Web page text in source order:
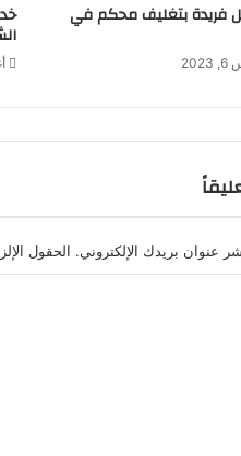
فريدة بتغليف محكم في
عنوان بريدك الإلكتروني. الحقول